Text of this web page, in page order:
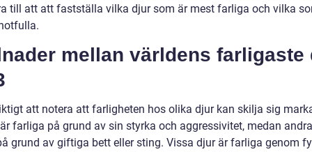
till att att fastställa vilka djur som är mest farliga och vilka
mellan världens farligaste
att notera att farligheten hos olika djur kan skilja sig
farliga på grund av sin styrka och aggressivitet, medan
grund av giftiga bett eller sting. Vissa djur är farliga genom